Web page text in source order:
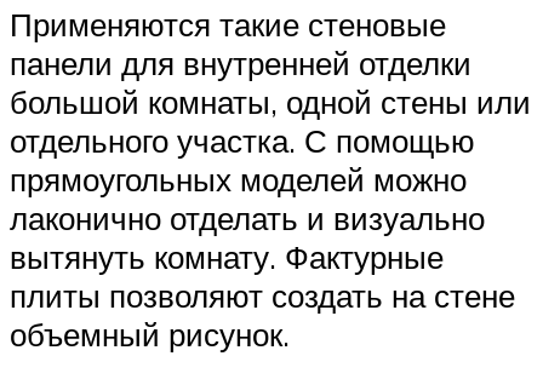
Применяются такие стеновые
панели для внутренней отделки
большой комнаты, одной стены или
отдельного участка. С помощью
прямоугольных моделей можно
лаконично отделать и визуально
вытянуть комнату. Фактурные
плиты позволяют создать на стене
объемный рисунок.